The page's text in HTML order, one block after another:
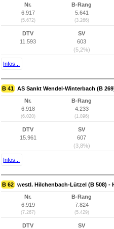
Nr.
6.917
(5.672)
B-Rang
5.641
(3.266)
DTV
11.593
SV
603
(5,2%)
Infos...
B 41 AS Sankt Wendel-Winterbach (B
Nr.
6.918
(6.020)
B-Rang
4.233
(1.896)
DTV
15.961
SV
607
(3,8%)
Infos...
B 62 westl. Hilchenbach-Lützel (B 508) -
Nr.
6.919
(7.267)
B-Rang
7.824
(5.429)
DTV
SV